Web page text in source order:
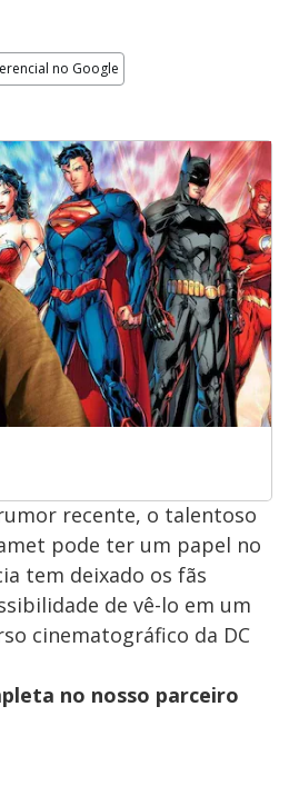
no Google
recente, o talentoso
pode ter um papel no
tem deixado os fãs
de vê-lo em um
cinematográfico da DC
no nosso parceiro